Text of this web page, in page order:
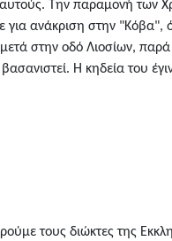
Την παραμονή των
ανάκριση στην "Κόβα",
στην οδό Λιοσίων, παρά
Η κηδεία του
τους διώκτες της